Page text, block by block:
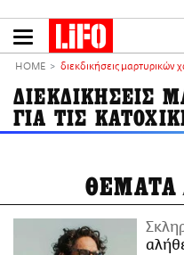
ΕΙΔΗΣΕΙΣ
CULTURE
ΑΠΟΨΕΙΣ
PODCASTS
Plus
HOME διεκδικήσεις μαρτυρικών
ΔΙΕΚΔΙΚΗΣΕΙΣ
ΓΙΑ ΤΙΣ
ΘΕΜΑΤΑ